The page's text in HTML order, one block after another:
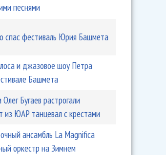
неоднозначно
песнями
спас фестиваль Юрия Башмета
и джазовое шоу Петра
Башмета
Бугаев растрогали
из ЮАР танцевал с крестами
ансамбль La Magnifica
оркестр на Зимнем